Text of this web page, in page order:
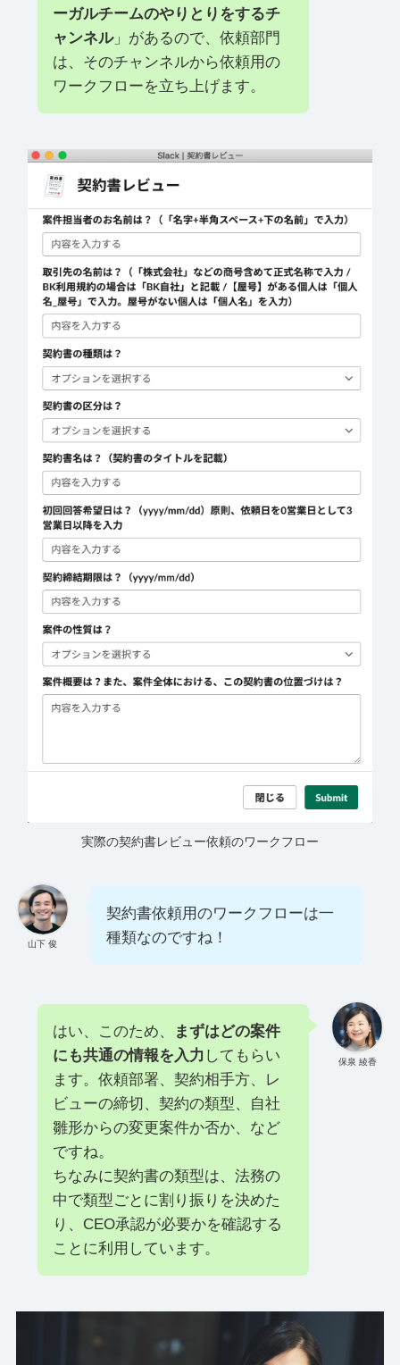
ーガルチームのやりとりをするチ
ャンネル」があるので、依頼部門
は、そのチャンネルから依頼用の
ワークフローを立ち上げます。
実際の契約書レビュー依頼のワークフロー
山下 俊
契約書依頼用のワークフローは一
種類なのですね！
保泉 綾香
はい、このため、
まずはどの案件
にも共通の情報を入力 してもらい
ます。依頼部署、契約相手方、レ
ビューの締切、契約の類型、自社
雛形からの変更案件か否か、など
ですね。
ちなみに契約書の類型は、法務の
中で類型ごとに割り振りを決めた
り、CEO承認が必要かを確認する
ことに利用しています。